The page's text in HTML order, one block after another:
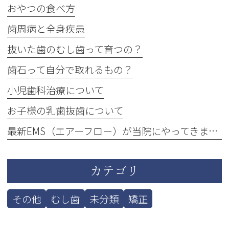
おやつの食べ方
歯周病と全身疾患
抜いた歯のむし歯って育つの？
歯石って自分で取れるもの？
小児歯科治療について
お子様の乳歯抜歯について
最新EMS（エアーフロー）が当院にやってきました！
カテゴリ
その他 むし歯 未分類 矯正